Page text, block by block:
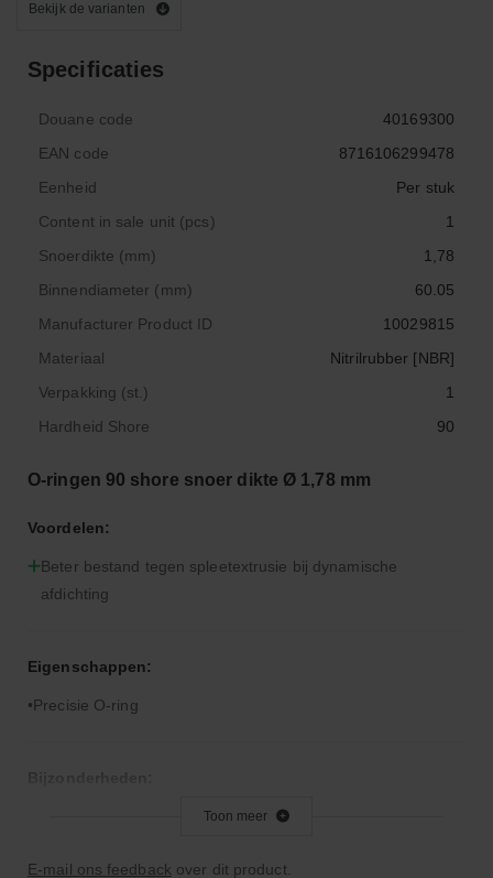
Bekijk de varianten
Specificaties
Douane code
40169300
EAN code
8716106299478
Eenheid
Per stuk
Content in sale unit (pcs)
1
Snoerdikte (mm)
1,78
Binnendiameter (mm)
60.05
Manufacturer Product ID
10029815
Materiaal
Nitrilrubber [NBR]
Verpakking (st.)
1
Hardheid Shore
90
O-ringen 90 shore snoer dikte Ø 1,78 mm
Voordelen:
Beter bestand tegen spleetextrusie bij dynamische
afdichting
Eigenschappen:
Precisie O-ring
Hardere rubbercompound dan 70° Shore A
Toon meer
E-mail ons feedback over dit product.